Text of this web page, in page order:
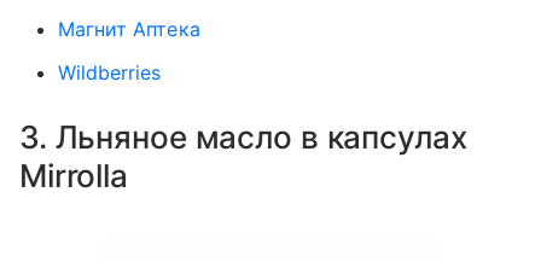
Магнит Аптека
Wildberries
3. Льняное масло в капсулах
Mirrolla